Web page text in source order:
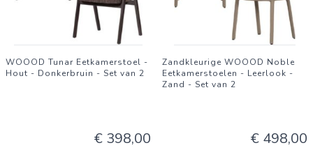
WOOOD Tunar Eetkamerstoel -
Hout - Donkerbruin - Set van 2
€ 398,00
Zandkleurige WOOOD Noble
Eetkamerstoelen - Leerlook -
Zand - Set van 2
€ 498,00